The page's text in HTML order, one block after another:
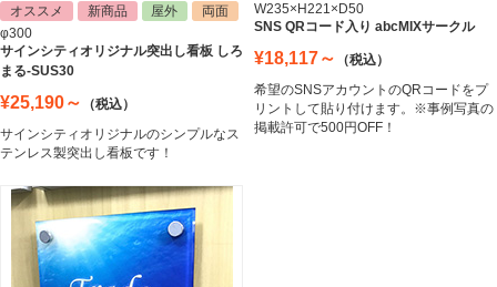
オススメ
新商品 屋外
両面
φ300
サインシティオリジナル突出し看板 しろ
まる-SUS30
¥25,190～
（税込）
サインシティオリジナルのシンプルなス
テンレス製突出し看板です！
W235×H221×D50
SNS QRコード入り abcMIXサークル
¥18,117～
（税込）
希望のSNSアカウントのQRコードをプ
リントして貼り付けます。※事例写真の
掲載許可で500円OFF！